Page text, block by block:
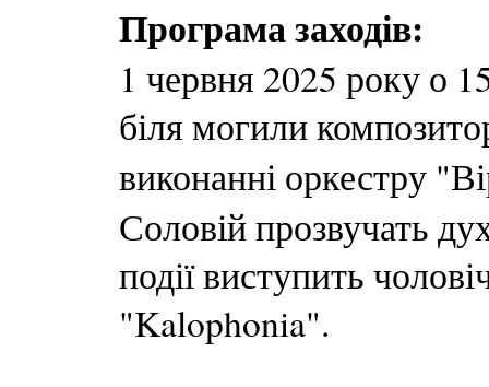
Програма заходів:
1 червня 2025 року о
біля могили
виконанні оркестру
Соловій прозвучать
події виступить
"Kalophonia".